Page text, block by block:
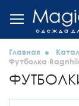
Главная
Футболка